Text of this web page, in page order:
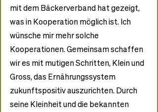
mit dem Bäckerverband hat gezeigt,
was in Kooperation möglich ist. Ich
wünsche mir mehr solche
Kooperationen. Gemeinsam schaffen
wir es mit mutigen Schritten, Klein und
Gross, das Ernährungssystem
zukunftspositiv auszurichten. Durch
seine Kleinheit und die bekannten